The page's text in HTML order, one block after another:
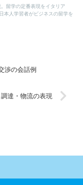
留学の定番表現をイタリア
本人学習者がビジネスの留学を
渉の会話例
達・物流の表現